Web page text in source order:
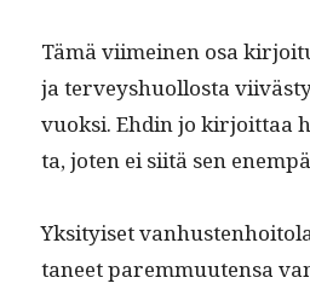
Tämä viimeinen osa
ja ter­veyshuol­losta
vuok­si. Ehdin jo kir­joit­taa
ta, joten ei siitä sen
Yksi­tyiset
ta­neet parem­muuten­sa